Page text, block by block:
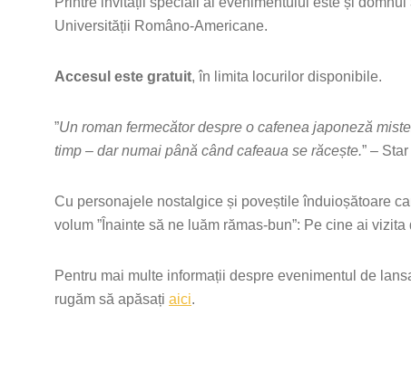
Universității Româno-Americane.
Accesul este gratuit, în limita locurilor disponibile.
”Un roman fermecător despre o cafenea japoneză
timp – dar numai până când cafeaua se răcește.” –
Cu personajele nostalgice și poveștile înduioșătoare
volum ”Înainte să ne luăm rămas-bun”: Pe cine ai
Pentru mai multe informații despre evenimentul de
rugăm să apăsați aici.